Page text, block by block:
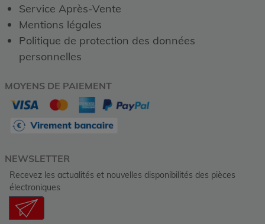
Service Après-Vente
Mentions légales
Politique de protection des données
personnelles
MOYENS DE PAIEMENT
NEWSLETTER
Recevez les actualités et nouvelles disponibilités des pièces
électroniques